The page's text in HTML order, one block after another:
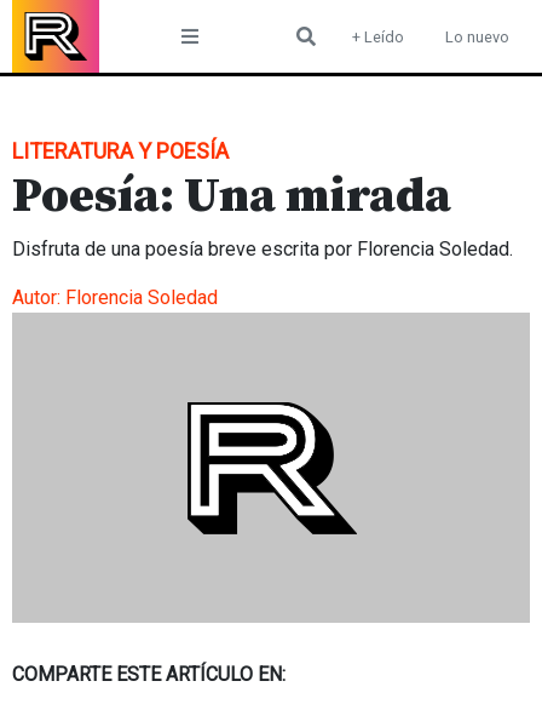
Skip
content
+ Leído Lo nuevo
LITERATURA Y POESÍA
Poesía: Una mirada
Disfruta de una poesía breve escrita por Florencia Soledad.
Autor: Florencia Soledad
COMPARTE ESTE ARTÍCULO EN: